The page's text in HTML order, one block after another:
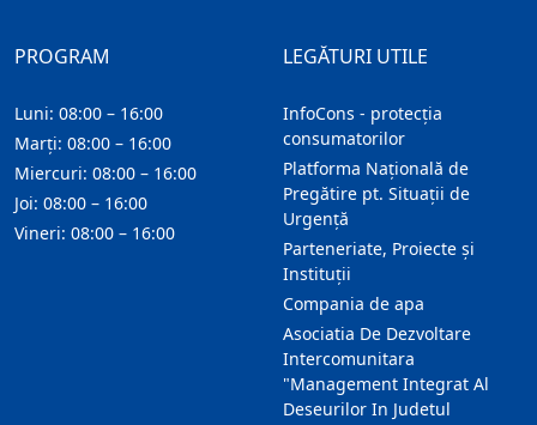
LEGĂTURI UTILE
InfoCons - protecția
consumatorilor
Platforma Națională de
Pregătire pt. Situații de
Urgență
Parteneriate, Proiecte și
Instituții
Compania de apa
Asociatia De Dezvoltare
Intercomunitara
"Management Integrat Al
Deseurilor In Judetul
PROGRAM
Luni: 08:00 – 16:00
Marți: 08:00 – 16:00
Miercuri: 08:00 – 16:00
Joi: 08:00 – 16:00
Vineri: 08:00 – 16:00